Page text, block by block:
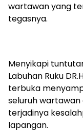
wartawan yang
tegasnya.
‎‎Menyikapi
Labuhan Ruku
terbuka
seluruh
terjadinya
lapangan.